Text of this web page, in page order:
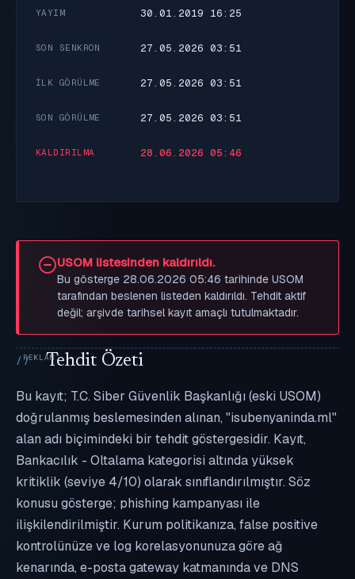
YAYIM 30.01.2019 16:25
SON SENKRON 27.05.2026 03:51
İLK GÖRÜLME 27.05.2026 03:51
SON GÖRÜLME 27.05.2026 03:51
KALDIRILMA 28.06.2026 05:46
USOM listesinden kaldırıldı.
Bu gösterge 28.06.2026 05:46 tarihinde USOM
tarafından beslenen listeden kaldırıldı. Tehdit aktif
değil; arşivde tarihsel kayıt amaçlı tutulmaktadır.
Tehdit Özeti
Bu kayıt; T.C. Siber Güvenlik Başkanlığı (eski USOM)
doğrulanmış beslemesinden alınan, "isubenyaninda.ml"
alan adı biçimindeki bir tehdit göstergesidir. Kayıt,
Bankacılık - Oltalama kategorisi altında yüksek
kritiklik (seviye 4/10) olarak sınıflandırılmıştır. Söz
konusu gösterge; phishing kampanyası ile
ilişkilendirilmiştir. Kurum politikanıza, false positive
kontrolünüze ve log korelasyonunuza göre ağ
kenarında, e-posta gateway katmanında ve DNS